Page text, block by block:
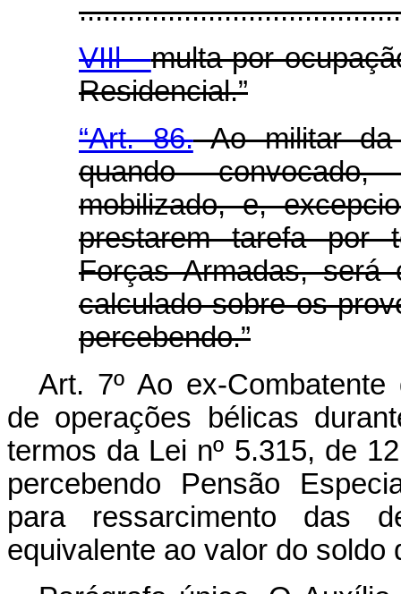
VIIl -multa por
Residencial.”
“Art. 86.Ao militar da
quando
mobilizado, e,
prestarem tarefa por
Forças Armadas, será
calculado sobre os
percebendo.”
Art. 7º Ao ex-
de operações bélicas
termos da Lei nº 5.315, de
percebendo Pensão
para ressarcimento das
equivalente ao valor do soldo